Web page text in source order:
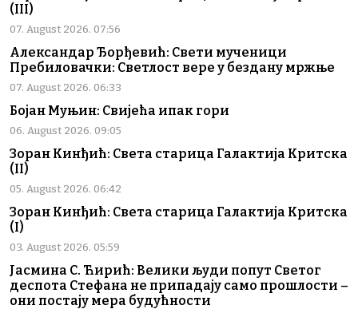
(III)
07. August 2026. 07:56
Александар Ђорђевић: Свети мученици
Пребиловачки: Светлост вере у бездану мржње
07. August 2026. 06:33
Бојан Муњин: Свијећа ипак гори
06. August 2026. 09:05
Зоран Кинђић: Света старица Галактија Критска
(II)
05. August 2026. 06:42
Зоран Кинђић: Света старица Галактија Критска
(I)
03. August 2026. 05:59
Јасмина С. Ћирић: Велики људи попут Светог
деспота Стефана не припадају само прошлости –
они постају мера будућности